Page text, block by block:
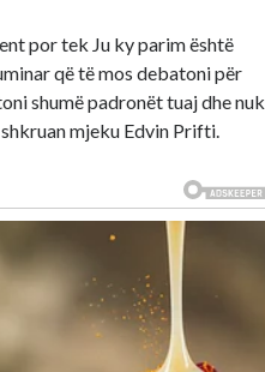
por tek Ju ky parim është
që të mos debatoni për
shumë padronët tuaj dhe nuk
mjeku Edvin Prifti.